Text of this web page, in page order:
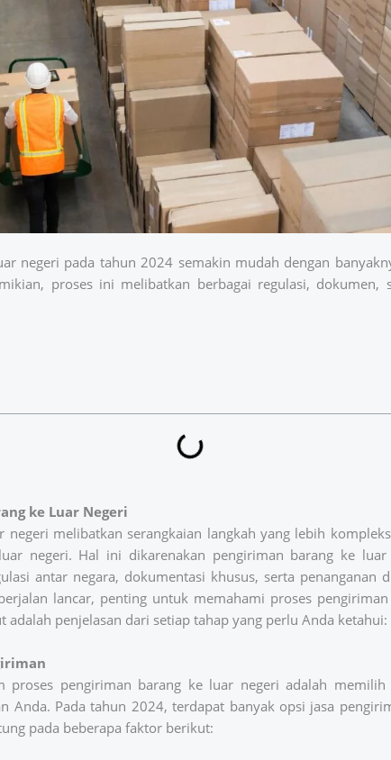
negeri pada tahun 2024 semakin mudah dengan
proses ini melibatkan berbagai regulasi, dokumen,
ke Luar Negeri
negeri melibatkan serangkaian langkah yang lebih
negeri. Hal ini dikarenakan pengiriman barang ke luar
antar negara, dokumentasi khusus, serta penanganan
lancar, penting untuk memahami proses
adalah penjelasan dari setiap tahap yang perlu Anda ketahui:
proses pengiriman barang ke luar negeri adalah
Anda. Pada tahun 2024, terdapat banyak opsi jasa
pada beberapa faktor berikut: